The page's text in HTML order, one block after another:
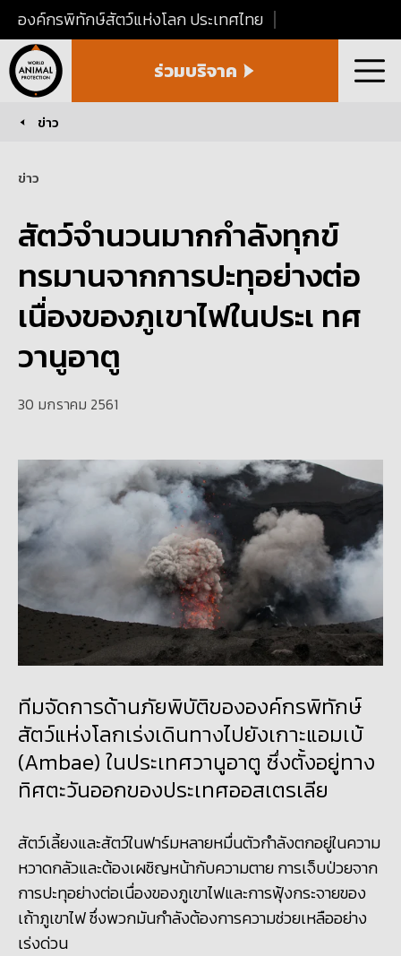
องค์กรพิทักษ์สัตว์แห่งโลก ประเทศไทย
Animal
Protection
ร่วมบริจาค เมนู
You are here:
ข่าว
สัตว์จำนวนมากกำลังทุกข์
ทรมานจากการปะทุอย่างต่อ
เนื่องของภูเขาไฟในประเ ทศ
วานูอาตู
ข่าว
30 มกราคม 2561
ทีมจัดการด้านภัยพิบัติขององค์กรพิทักษ์
สัตว์แห่งโลกเร่งเดินทางไปยังเกาะแอมเบ้
(Ambae) ในประเทศวานูอาตู ซึ่งตั้งอยู่ทาง
ทิศตะวันออกของประเทศออสเตรเลีย
สัตว์เลี้ยงและสัตว์ในฟาร์มหลายหมื่นตัวกำลังตกอยู่ในความ
หวาดกลัวและต้องเผชิญหน้ากับความตาย การเจ็บป่วยจาก
การปะทุอย่างต่อเนื่องของภูเขาไฟและการฟุ้งกระจายของ
เถ้าภูเขาไฟ ซึ่งพวกมันกำลังต้องการความช่วยเหลืออย่าง
เร่งด่วน